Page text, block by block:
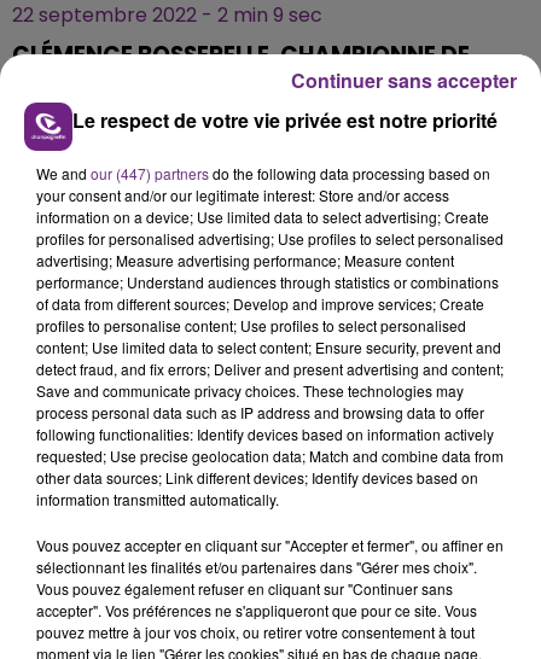
22 septembre 2022 - 2 min 9 sec
CLÉMENCE BOSSERELLE, CHAMPIONNE DE
Tours les jours, retrouvez le "Mag des Sports"
Champagne FM.
TITRES DIFFUSÉS
2h54
2h54 2h51
2h51
Le respect de votre vie privée est notre priorité
We and our (447) partnersdo the following data processing based on
your consent and/or our legitimate interest: Store and/or access
information on a device; Use limited data to select advertising; Create
profiles for personalised advertising; Use profiles to select personalised
advertising; Measure advertising performance; Measure content
performance; Understand audiences through statistics or combinations
of data from different sources; Develop and improve services; Create
profiles to personalise content; Use profiles to select personalised
content; Use limited data to select content; Ensure security, prevent and
detect fraud, and fix errors; Deliver and present advertising and content;
Save and communicate privacy choices. These technologies may
process personal data such as IP address and browsing data to offer
following functionalities: Identify devices based on information actively
requested; Use precise geolocation data; Match and combine data from
other data sources; Link different devices; Identify devices based on
information transmitted automatically.
Vous pouvez accepter en cliquant sur "Accepter et fermer", ou affiner en
sélectionnant les finalités et/ou partenaires dans "Gérer mes choix".
Vous pouvez également refuser en cliquant sur "Continuer sans
accepter". Vos préférences ne s'appliqueront que pour ce site. Vous
pouvez mettre à jour vos choix, ou retirer votre consentement à tout
moment via le lien "Gérer les cookies" situé en bas de chaque page.
Continuer sans accepter